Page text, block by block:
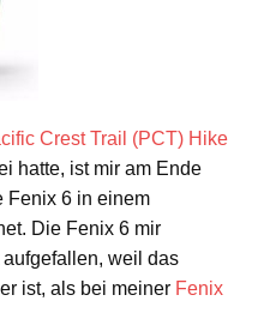
Crest Trail (PCT) Hike
hatte, ist mir am Ende
Fenix 6 in einem
Die Fenix 6 mir
weil das
ist, als bei meiner Fenix